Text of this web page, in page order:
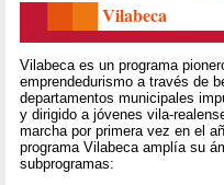
Vilabeca
Vilabeca es un programa
emprendedurismo a través de
departamentos municipales
y dirigido a jóvenes vila-
marcha por primera vez en el
programa Vilabeca amplía su
subprogramas: